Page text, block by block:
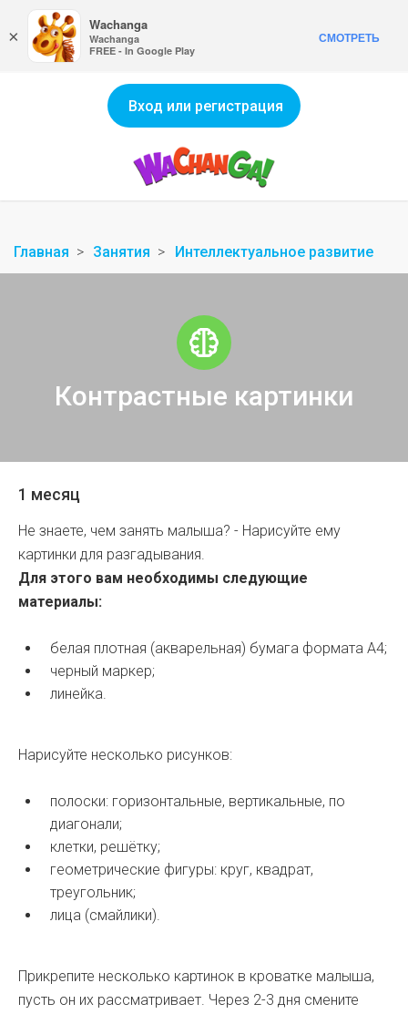
Вход или регистрация
Главная Занятия Интеллектуальное развитие
Контрастные картинки
1 месяц
Не знаете, чем занять малыша? - Нарисуйте ему
картинки для разгадывания.
Для этого вам необходимы следующие
материалы:
белая плотная (акварельная) бумага формата А4;
черный маркер;
линейка.
Нарисуйте несколько рисунков:
полоски: горизонтальные, вертикальные, по
диагонали;
клетки, решётку;
геометрические фигуры: круг, квадрат,
треугольник;
лица (смайлики).
Прикрепите несколько картинок в кроватке малыша,
пусть он их рассматривает. Через 2-3 дня смените
×
Wachanga
Wachanga
FREE - In Google Play
СМОТРЕТЬ